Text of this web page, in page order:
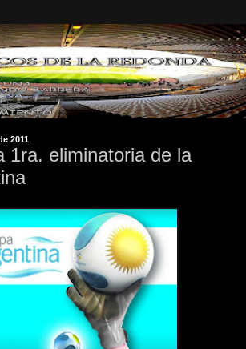
2011
1ra. eliminatoria de la